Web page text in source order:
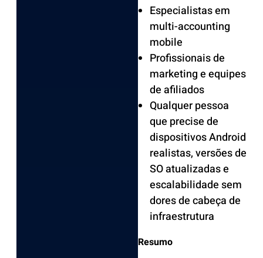
Especialistas em
multi-accounting
mobile
Profissionais de
marketing e equipes
de afiliados
Qualquer pessoa
que precise de
dispositivos Android
realistas, versões de
SO atualizadas e
escalabilidade sem
dores de cabeça de
infraestrutura
Resumo